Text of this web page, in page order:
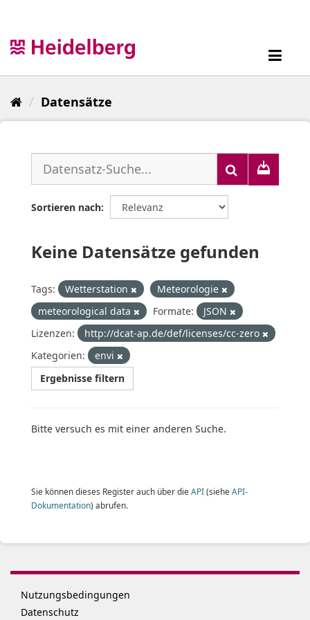
Datensätze
Sortieren nach
Keine Datensätze gefunden
Tags: Wetterstation
Meteorologie
meteorological data
Formate:
JSON
Lizenzen:
http://dcat-ap.de/def/licenses/cc-zero
Kategorien:
envi
Ergebnisse filtern
Bitte versuch es mit einer anderen Suche.
Sie können dieses Register auch über die API(siehe API-
Dokumentation) abrufen.
Nutzungsbedingungen
Datenschutz